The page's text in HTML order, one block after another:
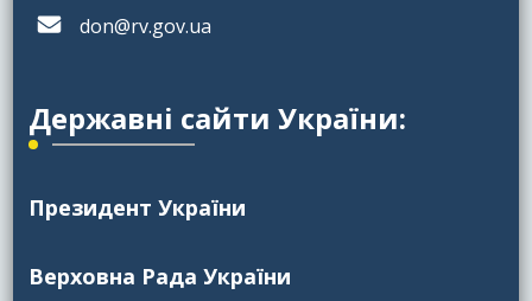
don@rv.gov.ua
Державні сайти України:
Президент України
Верховна Рада України